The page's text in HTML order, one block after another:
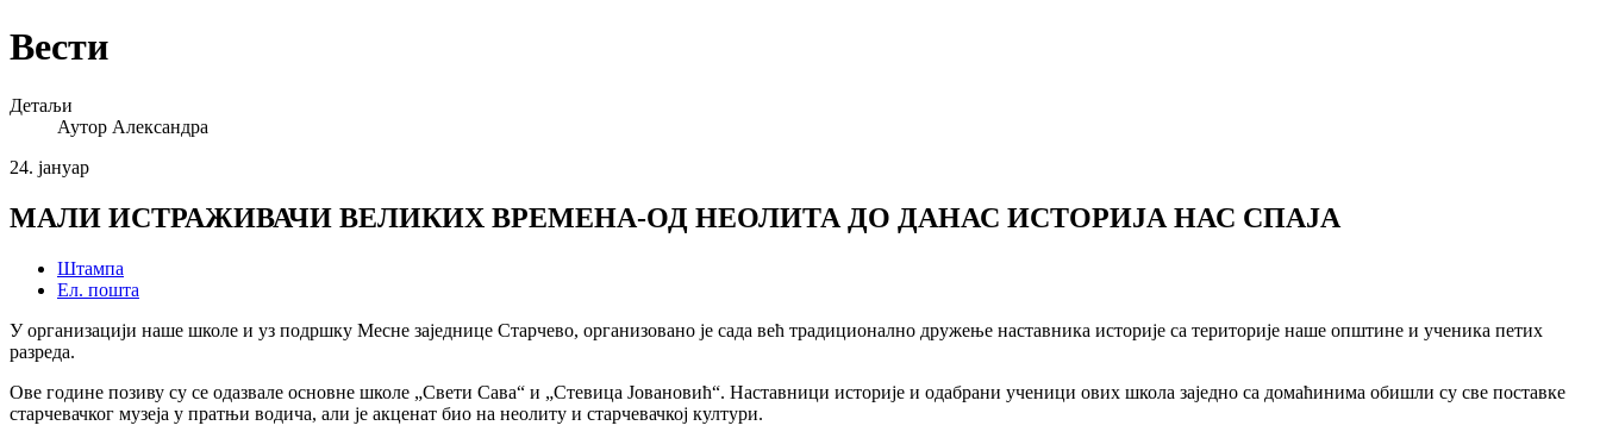
Вести
Детаљи
Аутор Александра
24. јануар
МАЛИ ИСТРАЖИВАЧИ ВЕЛИКИХ ВРЕМЕНА-ОД НЕОЛИТА ДО ДАНАС ИСТОРИЈА НАС СПАЈА
Штампа
Ел. пошта
У организацији наше школе и уз подршку Месне заједнице Старчево, организовано је сада већ традиционално дружење наставника историје са територије наше општине и ученика петих
разреда.
Ове године позиву су се одазвале основне школе „Свети Сава“ и „Стевица Јовановић“. Наставници историје и одабрани ученици ових школа заједно са домаћинима обишли су све поставке
старчевачког музеја у пратњи водича, али је акценат био на неолиту и старчевачкој култури.